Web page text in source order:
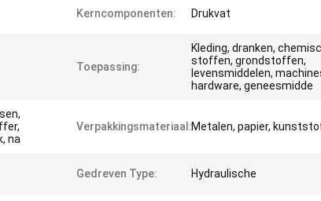
Kerncomponenten: Drukvat
Toepassing:
Kleding, dranken,
stoffen, grondstoffen,
levensmiddelen,
hardware, geneesmidde
na
Verpakkingsmateriaal:Metalen, papier,
Gedreven Type: Hydraulische